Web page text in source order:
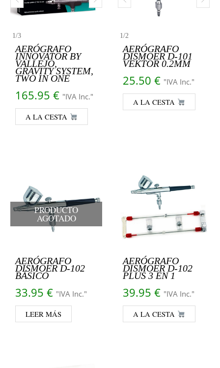
1/3
AERÓGRAFO
INNOVATOR BY
VALLEJO,
GRAVITY SYSTEM,
TWO IN ONE
165.95 € "IVA Inc."
A LA CESTA
1/2
AERÓGRAFO
DISMOER D-101
VEKTOR 0.2MM
25.50 € "IVA Inc."
A LA CESTA
PRODUCTO
AGOTADO
AERÓGRAFO
DISMOER D-102
BÁSICO
33.95 € "IVA Inc."
LEER MÁS
AERÓGRAFO
DISMOER D-102
PLUS 3 EN 1
39.95 € "IVA Inc."
A LA CESTA